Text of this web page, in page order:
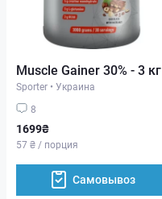
Muscle Gainer 30% - 3 кг
Sporter • Украина
8
1699₴
57 ₴ / порция
Самовывоз